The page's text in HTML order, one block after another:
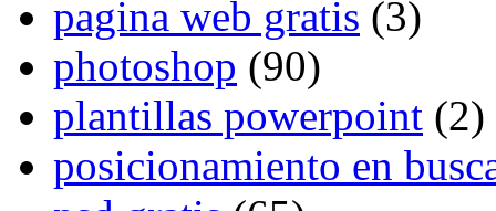
pagina web gratis (3)
photoshop (90)
plantillas powerpoint (2)
posicionamiento en